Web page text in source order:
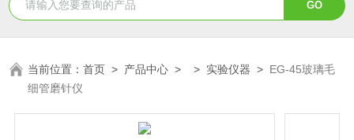
当前位置：首页 > 产品中心 > > 实验仪器 > EG-45玻璃毛
细管磨针仪